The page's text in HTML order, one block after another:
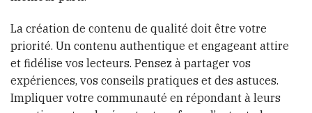
La création de contenu de qualité doit être votre
priorité. Un contenu authentique et engageant attire
et fidélise vos lecteurs. Pensez à partager vos
expériences, vos conseils pratiques et des astuces.
Impliquer votre communauté en répondant à leurs